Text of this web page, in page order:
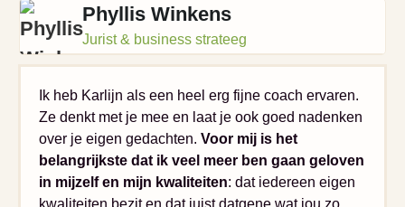
Phyllis Winkens
Jurist & business strateeg
Ik heb Karlijn als een heel erg fijne coach ervaren.
Ze denkt met je mee en laat je ook goed nadenken
over je eigen gedachten. Voor mij is het
belangrijkste dat ik veel meer ben gaan geloven
in mijzelf en mijn kwaliteiten: dat iedereen eigen
kwaliteiten bezit en dat juist datgene wat jou zo